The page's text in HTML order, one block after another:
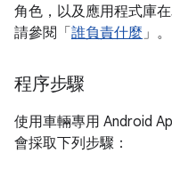
角色，以及應用程式庫
請參閱「 誰負責什麼」。
程序步驟
使用車輛專用 Android
會採取下列步驟：